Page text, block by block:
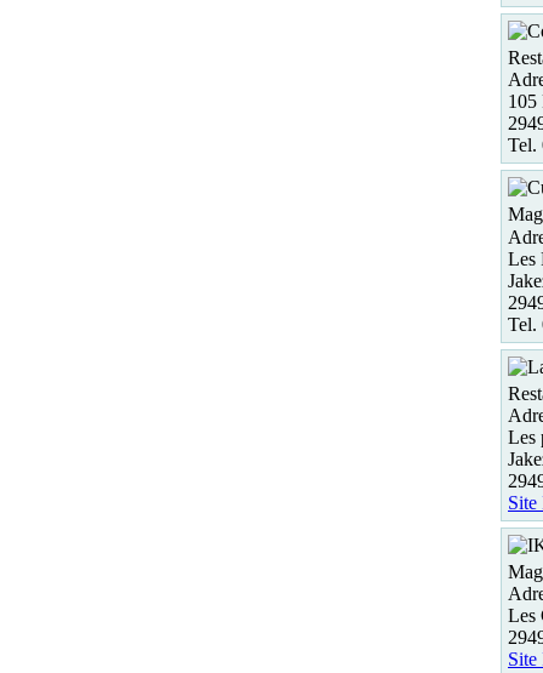
105
Tel.
Les
Tel.
Les
Site
Les
Site